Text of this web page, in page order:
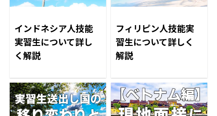
インドネシア人技能
実習生について詳し
く解説
フィリピン人技能実
習生について詳しく
解説